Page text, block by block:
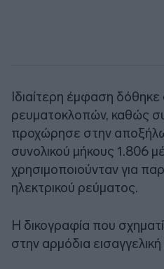
Ιδιαίτερη έμφαση
ρευματοκλοπών, καθώς
προχώρησε στην
συνολικού μήκους 1.806
χρησιμοποιούνταν για
ηλεκτρικού ρεύματος.
Η δικογραφία που
στην αρμόδια